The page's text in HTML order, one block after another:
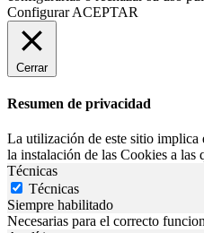
Configurar ACEPTAR
Cerrar
Resumen de privacidad
La utilización de este sitio implica
la instalación de las Cookies a las
Técnicas
Técnicas
Siempre habilitado
Necesarias para el correcto